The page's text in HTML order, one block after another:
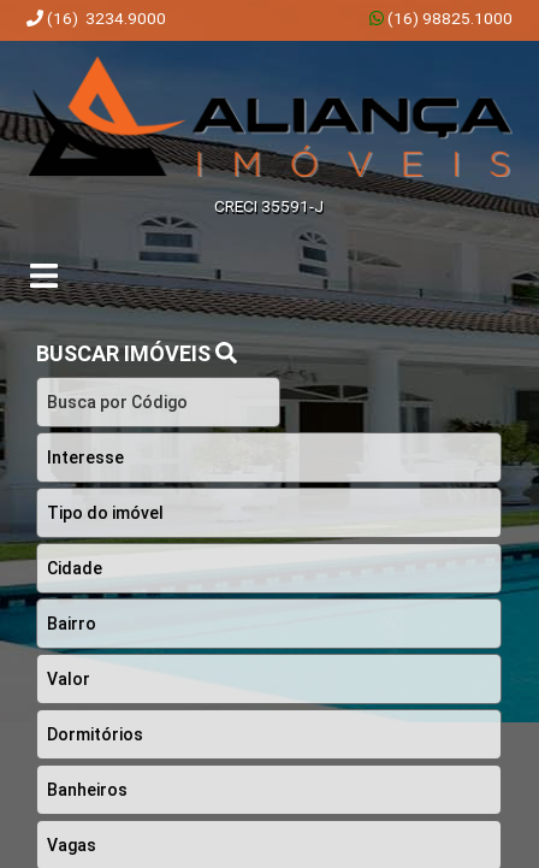
(16) 3234.9000 (16) 98825.1000
CRECI 35591-J
BUSCAR IMÓVEIS